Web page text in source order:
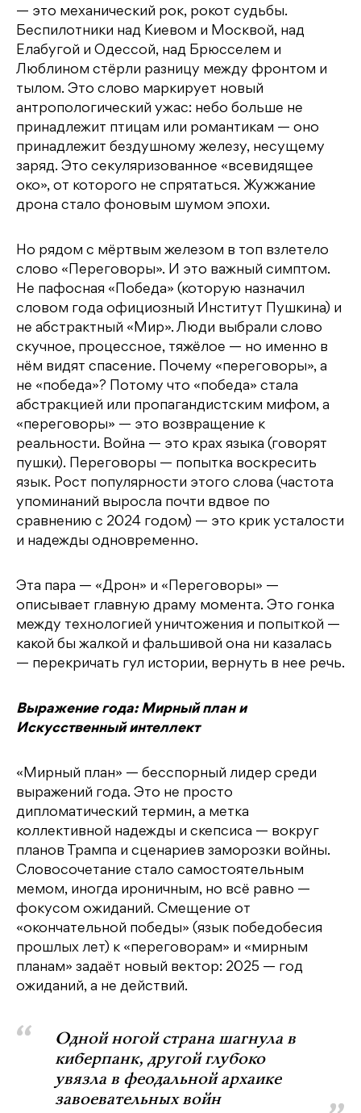
— это механический рок, рокот судьбы.
Беспилотники над Киевом и Москвой, над
Елабугой и Одессой, над Брюсселем и
Люблином стёрли разницу между фронтом и
тылом. Это слово маркирует новый
антропологический ужас: небо больше не
принадлежит птицам или романтикам — оно
принадлежит бездушному железу, несущему
заряд. Это секуляризованное «всевидящее
око», от которого не спрятаться. Жужжание
дрона стало фоновым шумом эпохи.
Но рядом с мёртвым железом в топ взлетело
слово «Переговоры». И это важный симптом.
Не пафосная «Победа» (которую назначил
словом года официозный Институт Пушкина) и
не абстрактный «Мир». Люди выбрали слово
скучное, процессное, тяжёлое — но именно в
нём видят спасение. Почему «переговоры», а
не «победа»? Потому что «победа» стала
абстракцией или пропагандистским мифом, а
«переговоры» — это возвращение к
реальности. Война — это крах языка (говорят
пушки). Переговоры — попытка воскресить
язык. Рост популярности этого слова (частота
упоминаний выросла почти вдвое по
сравнению с 2024 годом) — это крик усталости
и надежды одновременно.
Эта пара — «Дрон» и «Переговоры» —
описывает главную драму момента. Это гонка
между технологией уничтожения и попыткой —
какой бы жалкой и фальшивой она ни казалась
— перекричать гул истории, вернуть в нее речь.
Выражение года: Мирный план и
Искусственный интеллект
«Мирный план» — бесспорный лидер среди
выражений года. Это не просто
дипломатический термин, а метка
коллективной надежды и скепсиса — вокруг
планов Трампа и сценариев заморозки войны.
Словосочетание стало самостоятельным
мемом, иногда ироничным, но всё равно —
фокусом ожиданий. Смещение от
«окончательной победы» (язык победобесия
прошлых лет) к «переговорам» и «мирным
планам» задаёт новый вектор: 2025 — год
ожиданий, а не действий.
Одной ногой страна шагнула в
киберпанк, другой глубоко
увязла в феодальной архаике
завоевательных войн